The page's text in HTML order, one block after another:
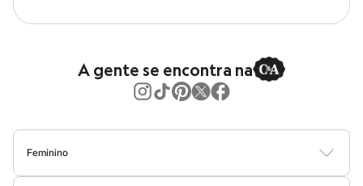
Camisetas e Regatas
Casacos e Jaquetas
Bolsas e Mochilas
Óculos
Relógios
Botas
A gente se encontra na
Feminino
BlusasCalçasVestidosSaiasCasacosModa PraiaModa Íntima